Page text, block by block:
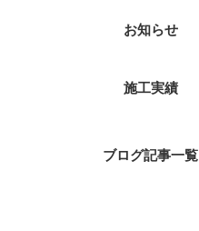
お知らせ
施工実績
ブログ記事一覧